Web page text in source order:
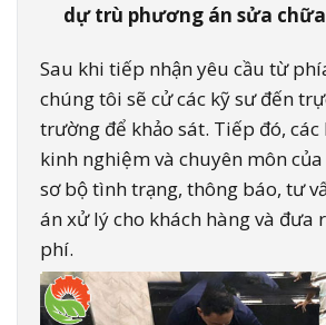
dự trù phương án sửa
Sau khi tiếp nhận yêu cầu từ
chúng tôi sẽ cử các kỹ sư đến
trường để khảo sát. Tiếp đó,
kinh nghiệm và chuyên môn
sơ bộ tình trạng, thông báo, tư
án xử lý cho khách hàng và đưa
phí.